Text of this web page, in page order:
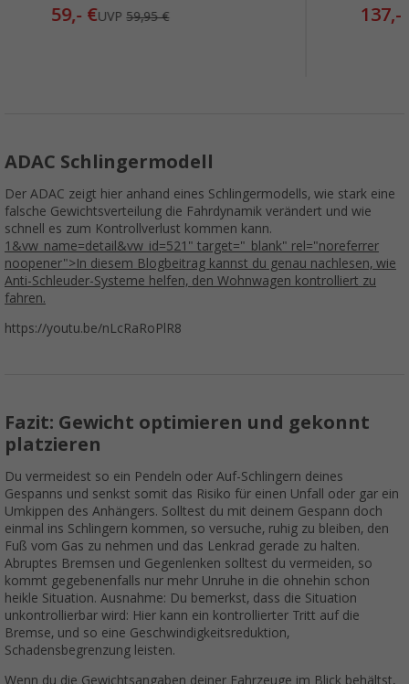
59,- €UVP59,95 € 137,-
ADAC Schlingermodell
Der ADAC zeigt hier anhand eines Schlingermodells, wie stark eine
falsche Gewichtsverteilung die Fahrdynamik verändert und wie
schnell es zum Kontrollverlust kommen kann.
1&vw_name=detail&vw_id=521" target="_blank" rel="noreferrer
noopener">In diesem Blogbeitrag kannst du genau nachlesen, wie
Anti-Schleuder-Systeme helfen, den Wohnwagen kontrolliert zu
fahren.
https://youtu.be/nLcRaRoPlR8
Fazit: Gewicht optimieren und gekonnt
platzieren
Du vermeidest so ein Pendeln oder Auf-Schlingern deines
Gespanns und senkst somit das Risiko für einen Unfall oder gar ein
Umkippen des Anhängers. Solltest du mit deinem Gespann doch
einmal ins Schlingern kommen, so versuche, ruhig zu bleiben, den
Fuß vom Gas zu nehmen und das Lenkrad gerade zu halten.
Abruptes Bremsen und Gegenlenken solltest du vermeiden, so
kommt gegebenenfalls nur mehr Unruhe in die ohnehin schon
heikle Situation. Ausnahme: Du bemerkst, dass die Situation
unkontrollierbar wird: Hier kann ein kontrollierter Tritt auf die
Bremse, und so eine Geschwindigkeitsreduktion,
Schadensbegrenzung leisten.
Wenn du die Gewichtsangaben deiner Fahrzeuge im Blick behältst,